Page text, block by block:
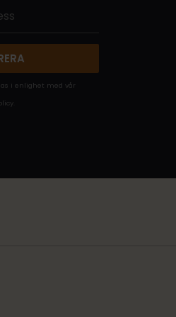
i enlighet med vår
.